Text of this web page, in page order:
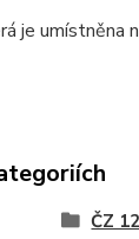
je
ČZ